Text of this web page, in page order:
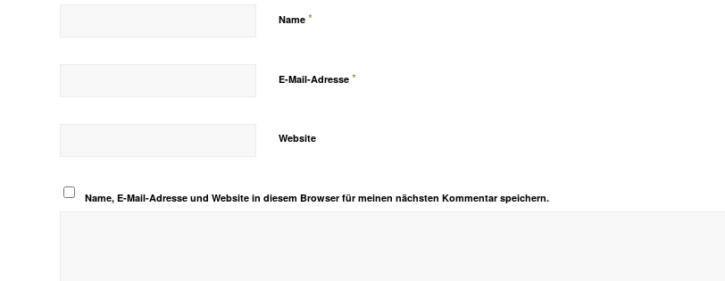
Name *
E-Mail-Adresse *
Website
Name, E-Mail-Adresse und Website in diesem Browser für meinen nächsten Kommentar speichern.